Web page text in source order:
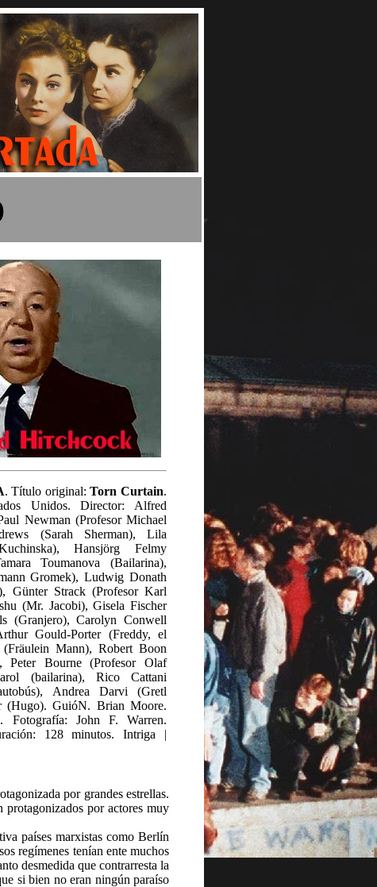
. Título original: Torn Curtain.
Unidos. Director: Alfred
Newman (Profesor Michael
(Sarah Sherman), Lila
Hansjörg Felmy
Toumanova (Bailarina),
Gromek), Ludwig Donath
Günter Strack (Profesor Karl
(Mr. Jacobi), Gisela Fischer
(Granjero), Carolyn Conwell
Gould-Porter (Freddy, el
Mann), Robert Boon
Peter Bourne (Profesor Olaf
(bailarina), Rico Cattani
Andrea Darvi (Gretl
(Hugo). GuióN. Brian Moore.
Fotografía: John F. Warren.
128 minutos. Intriga |
por grandes estrellas.
por actores muy
países marxistas como Berlín
regímenes tenían ente muchos
desmedida que contrarresta la
si bien no eran ningún paraíso